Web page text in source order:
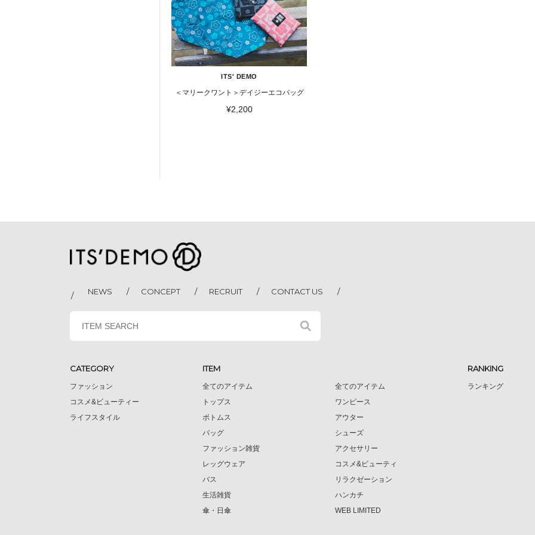
ITS' DEMO
＜マリークワント＞デイジーエコバッグ
¥2,200
NEWS CONCEPT RECRUIT CONTACT US
CATEGORY
ファッション
コスメ&ビューティー
ライフスタイル
ITEM
全てのアイテム
全てのアイテム
トップス
ワンピース
ボトムス
アウター
バッグ
シューズ
ファッション雑貨
アクセサリー
レッグウェア
コスメ&ビューティ
バス
リラクゼーション
生活雑貨
ハンカチ
傘・日傘
WEB LIMITED
RANKING
ランキング